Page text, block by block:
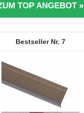
TOP ANGEBOT »
7